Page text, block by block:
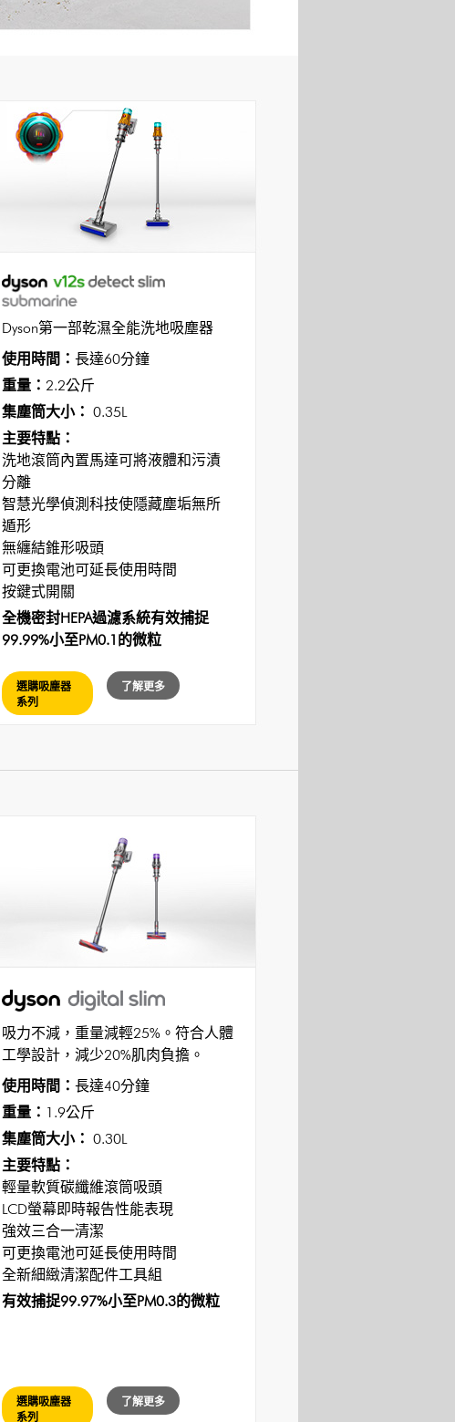
Dyson第一部乾濕全能洗地吸塵器
使用時間： 長達60分鐘
重量： 2.2公斤
集塵筒大小： 0.35L
主要特點：
洗地滾筒內置馬達可將液體和污漬
分離
智慧光學偵測科技使隱藏塵垢無所
遁形
無纏結錐形吸頭
可更換電池可延長使用時間
按鍵式開關
全機密封HEPA過濾系統有效捕捉
99.99%小至PM0.1的微粒
選購吸塵器
系列
了解更多
吸力不減，重量減輕25%。符合人體
工學設計，減少20%肌肉負擔。
使用時間： 長達40分鐘
重量： 1.9公斤
集塵筒大小： 0.30L
主要特點：
輕量軟質碳纖維滾筒吸頭
LCD螢幕即時報告性能表現
強效三合一清潔
可更換電池可延長使用時間
全新細緻清潔配件工具組
有效捕捉99.97%小至PM0.3的微粒
選購吸塵器
系列
了解更多